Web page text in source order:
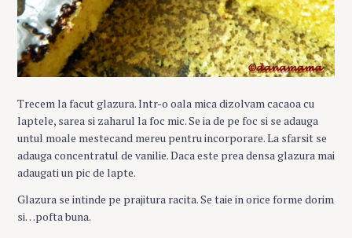
Trecem la facut glazura. Intr-o oala mica dizolvam cacaoa cu
laptele, sarea si zaharul la foc mic. Se ia de pe foc si se adauga
untul moale mestecand mereu pentru incorporare. La sfarsit se
adauga concentratul de vanilie. Daca este prea densa glazura mai
adaugati un pic de lapte.
Glazura se intinde pe prajitura racita. Se taie in orice forme dorim
si…pofta buna.